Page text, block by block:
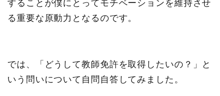
することが僕にとってモチベーションを維持させ
る重要な原動力となるのです。
では、「どうして教師免許を取得したいの？」と
いう問いについて自問自答してみました。